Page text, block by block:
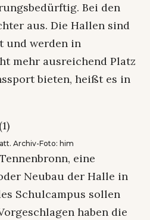
Bei den
aus. Die Hallen sind
und werden in
mehr ausreichend Platz
bieten, heißt es in
Archiv-Foto: him
eine
Neubau der Halle in
Schulcampus sollen
haben die